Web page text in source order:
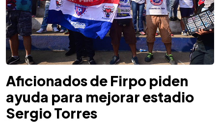
Aficionados de Firpo piden
ayuda para mejorar estadio
Sergio Torres